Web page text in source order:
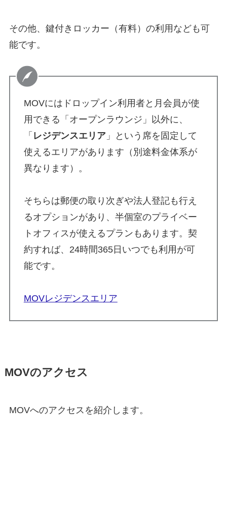
その他、鍵付きロッカー（有料）の利用なども可
能です。
MOVにはドロップイン利用者と月会員が使
用できる「オープンラウンジ」以外に、
「 レジデンスエリア」という席を固定して
使えるエリアがあります（別途料金体系が
異なります）。
そちらは郵便の取り次ぎや法人登記も行え
るオプションがあり、半個室のプライベー
トオフィスが使えるプランもあります。契
約すれば、24時間365日いつでも利用が可
能です。
MOVレジデンスエリア
MOVのアクセス
MOVへのアクセスを紹介します。